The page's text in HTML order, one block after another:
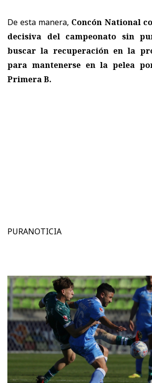
De esta manera, Concón National
decisiva del campeonato sin
buscar la recuperación en la
para mantenerse en la pelea
Primera B.
PURANOTICIA